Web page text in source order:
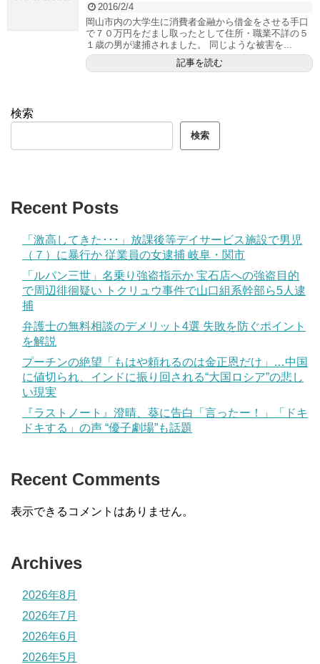
2016/2/4
岡山市内の大学生に消費者金融から借金をさせる手口
で７０万円をだまし取ったとして住所・職業不詳の５
１歳の男が逮捕されました。 同じような被害を...
記事を読む
検索
検索
Recent Posts
「激高してきた･･･」放課後等デイサービス施設で男児
（７）に暴行か 従業員の女逮捕 岐阜・関市
「ルパン三世」名乗り強盗指示か 宝石店への強盗目的
で周辺徘徊疑い トクリュウ事件で山口組系幹部ら5人逮
捕
弁護士の無料相談のデメリット4選 失敗を防ぐポイント
を解説
プーチンの絶望「もはや頼れるのは金正恩だけ」…中国
に値切られ、インドに振り回される“大国ロシア”の悲し
い現実
『ラストノート』澄晴、葵に告白「言ったー！」「ドキ
ドキする」の声 “優子劇場”も話題
Recent Comments
表示できるコメントはありません。
Archives
2026年8月
2026年7月
2026年6月
2026年5月